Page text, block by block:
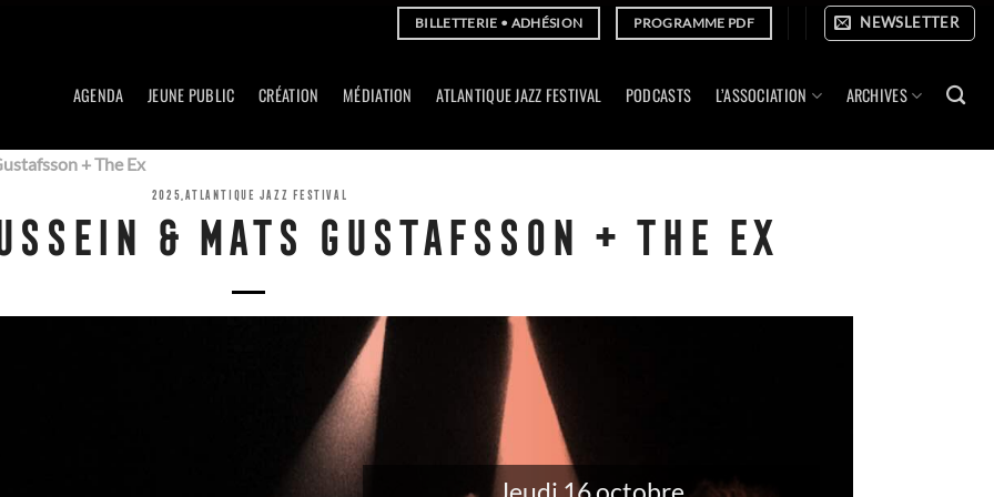
BILLETTERIE • ADHÉSION PROGRAMME PDF NEWSLETTER
AGENDA JEUNE PUBLIC CRÉATION MÉDIATION ATLANTIQUE JAZZ FESTIVAL PODCASTS L’ASSOCIATION ARCHIVES
+ The Ex
2025 ATLANTIQUE JAZZ FESTIVAL
& MATS GUSTAFSSON + THE EX